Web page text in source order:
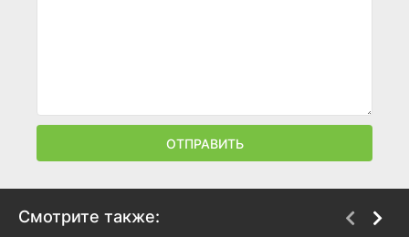
ОТПРАВИТЬ
Смотрите также: